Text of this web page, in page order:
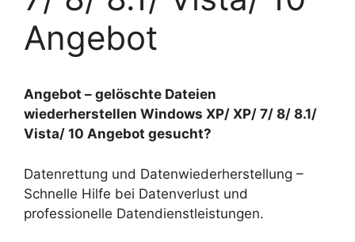
Angebot
Angebot – gelöschte Dateien
wiederherstellen Windows XP/ XP/ 7/ 8/ 8.1/
Vista/ 10 Angebot gesucht?
Datenrettung und Datenwiederherstellung –
Schnelle Hilfe bei Datenverlust und
professionelle Datendienstleistungen.